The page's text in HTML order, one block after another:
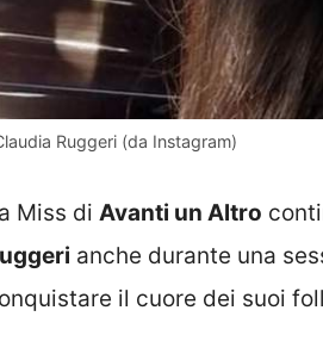
Ruggeri (da Instagram)
Miss di Avanti un Altro
anche durante una
il cuore dei suoi